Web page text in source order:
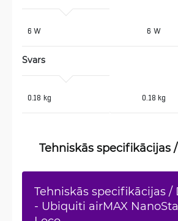
6 W 6 W
Svars
0.18 kg 0.18 kg
Tehniskās specifikācijas
Tehniskās specifikācijas /
- Ubiquiti airMAX